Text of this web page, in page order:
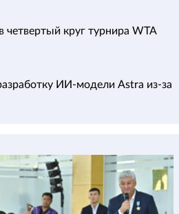
круг турнира WTA
ИИ-модели Astra из-за